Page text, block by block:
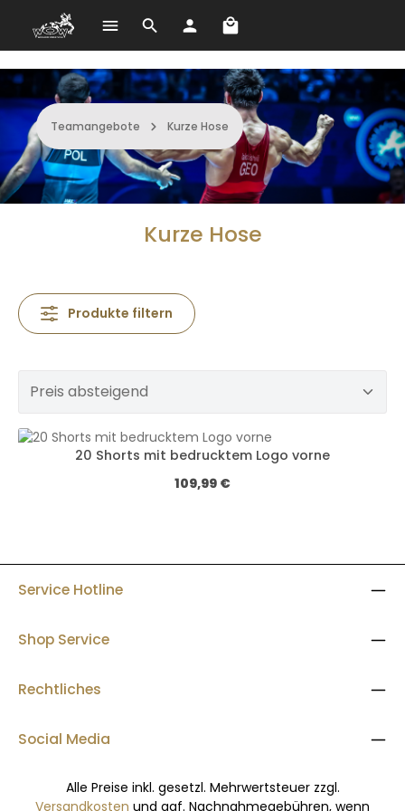
Zum Hauptinhalt springen Warenkorb enthält 0
Teamangebote Kurze Hose
Kurze Hose
Produkte filtern
20 Shorts mit bedrucktem Logo vorne
Regulärer Preis:
109,99 €
Service Hotline
Shop Service
Rechtliches
Social Media
Alle Preise inkl. gesetzl. Mehrwertsteuer zzgl.
Versandkosten und ggf. Nachnahmegebühren, wenn